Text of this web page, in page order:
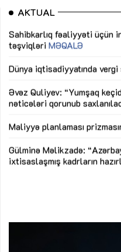
AKTUAL
Sahibkarlıq fəaliyyəti üçün
təşviqləri MƏQALƏ
Dünya iqtisadiyyatında
Əvəz Quliyev: “Yumşaq
nəticələri qorunub
Maliyyə planlaması
Gülminə Məlikzadə:
ixtisaslaşmış kadrların